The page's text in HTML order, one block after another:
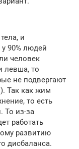
и
90% людей
человек
левша, то
не подвергают
Так как жим
то есть
То из-за
работать
развитию
дисбаланса.